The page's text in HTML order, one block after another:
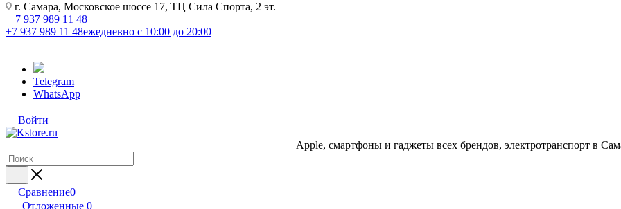
г. Самара, Московское шоссе 17, ТЦ Сила Спорта, 2 эт.
+7 937 989 11 48
+7 937 989 11 48ежедневно с 10:00 до 20:00
Telegram
WhatsApp
Войти
Apple, cмартфоны и гаджеты всех брендов, электротранспорт в
Сравнение0
Отложенные 0